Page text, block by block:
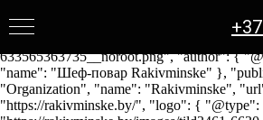
"Салат из раковых шеек", "image":
"https://rakivminske.by/images/tild3462-
633565363735__noroot.png", "author": {
"name": "Шеф-повар Rakivminske" },
"Organization", "name": "Rakivminske",
"https://rakivminske.by/", "logo": {